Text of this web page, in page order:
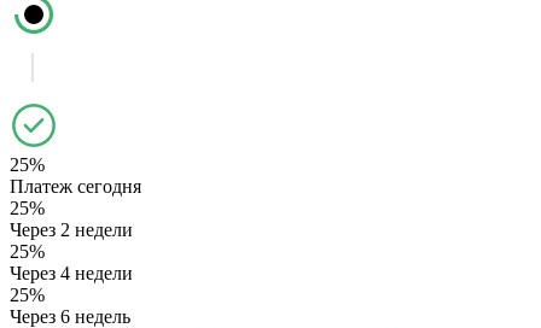
25%
Платеж сегодня
25%
Через 2 недели
25%
Через 4 недели
25%
Через 6 недель